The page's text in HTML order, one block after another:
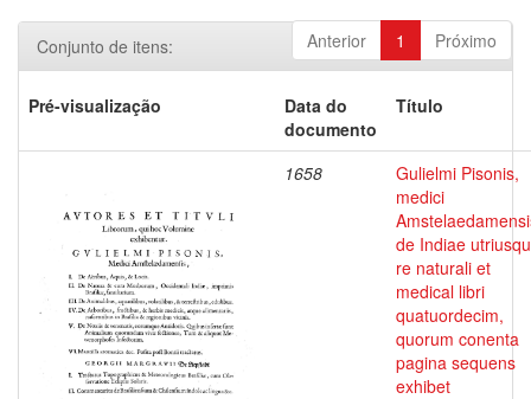
Anterior 1 Próximo
Conjunto de itens:
Pré-visualização
Data do
documento
Título
1658
Gulielmi Pisonis,
medici
de Indiae
re naturali et
medical libri
quatuordecim,
quorum conenta
pagina sequens
exhibet